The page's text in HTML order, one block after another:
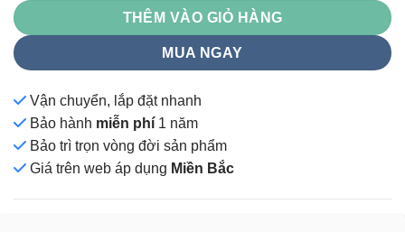
THÊM VÀO GIỎ HÀNG
MUA NGAY
Vận chuyển, lắp đặt nhanh
Bảo hành miễn phí 1 năm
Bảo trì trọn vòng đời sản phẩm
Giá trên web áp dụng Miền Bắc